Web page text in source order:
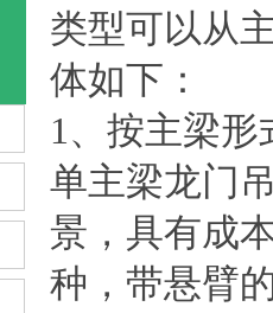
类型可以从
体如下：
1、按主梁形
单主梁龙门
景，具有成
种，带悬臂